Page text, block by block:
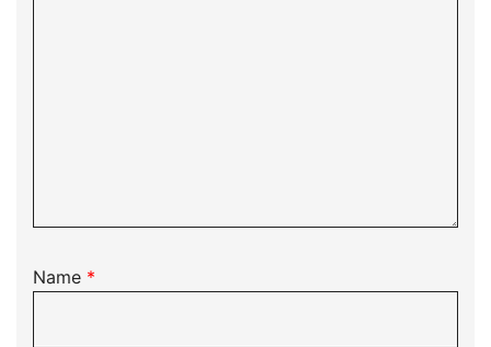
Name *